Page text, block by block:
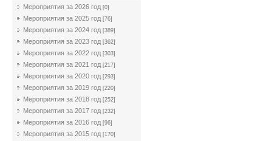
Мероприятия за 2026 год [0]
Мероприятия за 2025 год [76]
Мероприятия за 2024 год [389]
Мероприятия за 2023 год [362]
Мероприятия за 2022 год [303]
Мероприятия за 2021 год [217]
Мероприятия за 2020 год [293]
Мероприятия за 2019 год [220]
Мероприятия за 2018 год [252]
Мероприятия за 2017 год [232]
Мероприятия за 2016 год [96]
Мероприятия за 2015 год [170]